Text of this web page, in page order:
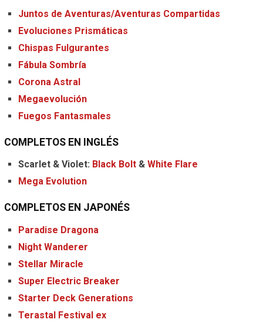
Juntos de Aventuras/Aventuras Compartidas
Evoluciones Prismáticas
Chispas Fulgurantes
Fábula Sombría
Corona Astral
Megaevolución
Fuegos Fantasmales
COMPLETOS EN INGLÉS
Scarlet & Violet: Black Bolt & White Flare
Mega Evolution
COMPLETOS EN JAPONÉS
Paradise Dragona
Night Wanderer
Stellar Miracle
Super Electric Breaker
Starter Deck Generations
Terastal Festival ex